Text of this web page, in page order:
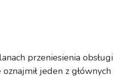
przeniesienia obsługi
jeden z głównych